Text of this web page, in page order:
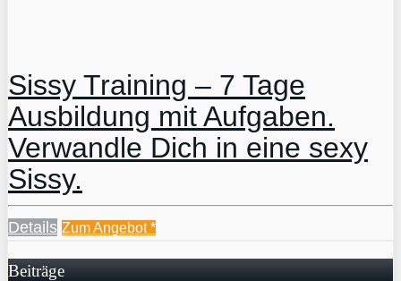
Sissy Training – 7 Tage
Ausbildung mit Aufgaben.
Verwandle Dich in eine sexy
Sissy.
Details Zum Angebot*
Beiträge